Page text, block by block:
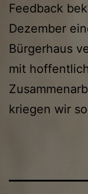
Feedback
Dezember
Bürgerhaus
mit
kriegen wir